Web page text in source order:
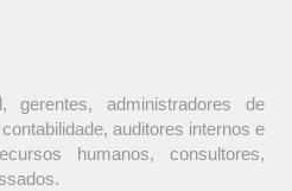
gerentes, administradores de
auditores internos e
humanos, consultores,